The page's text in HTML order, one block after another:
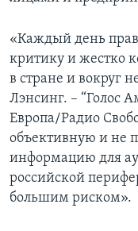
«Каждый день
критику и жестко
в стране и вокруг
Лэнсинг. – “Голос
Европа/Радио
объективную и не
информацию для
российской
большим риском».